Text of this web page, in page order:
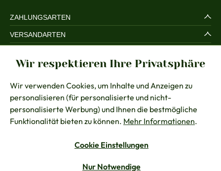
ZAHLUNGSARTEN
VERSANDARTEN
RECHTLICHES
BERATUNG
KONTAKT
Vertrag widerrufen
Wir respektieren Ihre Privatsphäre
Wir verwenden Cookies, um Inhalte und Anzeigen zu
personalisieren (für personalisierte und nicht-
personalisierte Werbung) und Ihnen die bestmögliche
Funktionalität bieten zu können. Mehr Informationen.
Cookie Einstellungen
Nur Notwendige